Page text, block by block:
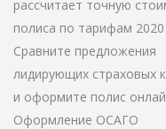
рассчитает точную
полиса по тарифам 2020
Сравните предложения
лидирующих страховых
и оформите полис
Оформление ОСАГО